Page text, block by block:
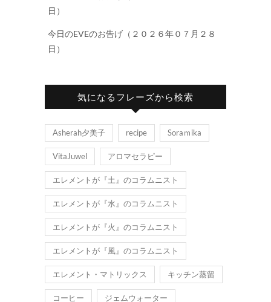
日）
今日のEVEのお告げ（２０２６年０７月２８
日）
気になるフレーズから検索
Asherah夕美子 recipe Soraｍika
VitaJuwel アロマセラピー
エレメントが『土』のコラムニスト
エレメントが『水』のコラムニスト
エレメントが『火』のコラムニスト
エレメントが『風』のコラムニスト
エレメント・マトリックス キッチン蒸留
コーヒー ジェムウォーター